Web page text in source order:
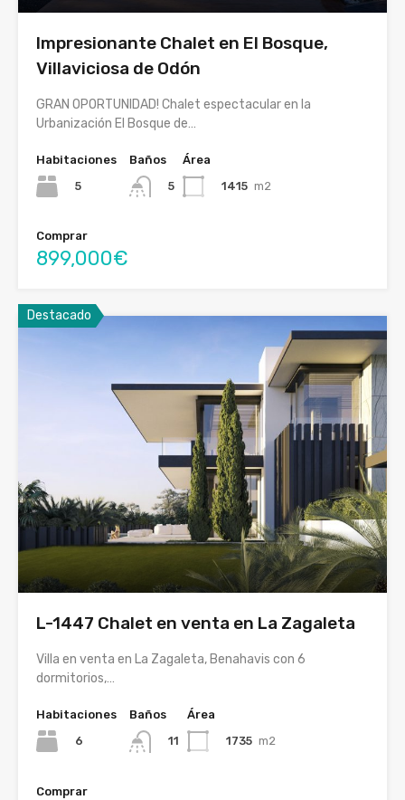
Impresionante Chalet en El Bosque,
Villaviciosa de Odón
GRAN OPORTUNIDAD! Chalet espectacular en la
Urbanización El Bosque de…
Habitaciones
5
Baños
5
Área
1415 m2
Comprar
899,000€
Destacado
L-1447 Chalet en venta en La Zagaleta
Villa en venta en La Zagaleta, Benahavis con 6
dormitorios,…
Habitaciones
6
Baños
11
Área
1735 m2
Comprar